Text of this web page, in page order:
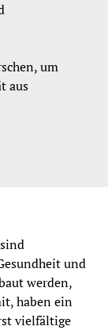
um
aus
und
werden,
haben ein
vielfältige